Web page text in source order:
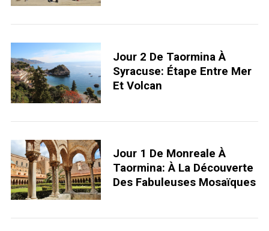
Jour 2 De Taormina À
Syracuse: Étape Entre Mer
Et Volcan
Jour 1 De Monreale À
Taormina: À La Découverte
Des Fabuleuses Mosaïques
S
e